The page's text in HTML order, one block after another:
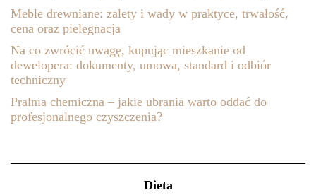
Meble drewniane: zalety i wady w praktyce, trwałość,
cena oraz pielęgnacja
Na co zwrócić uwagę, kupując mieszkanie od
dewelopera: dokumenty, umowa, standard i odbiór
techniczny
Pralnia chemiczna – jakie ubrania warto oddać do
profesjonalnego czyszczenia?
Dieta